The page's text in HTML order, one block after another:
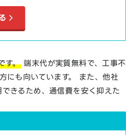
す。 端末代が実質無料で、工事不
にも向いています。 また、他社
きるため、通信費を安く抑えた